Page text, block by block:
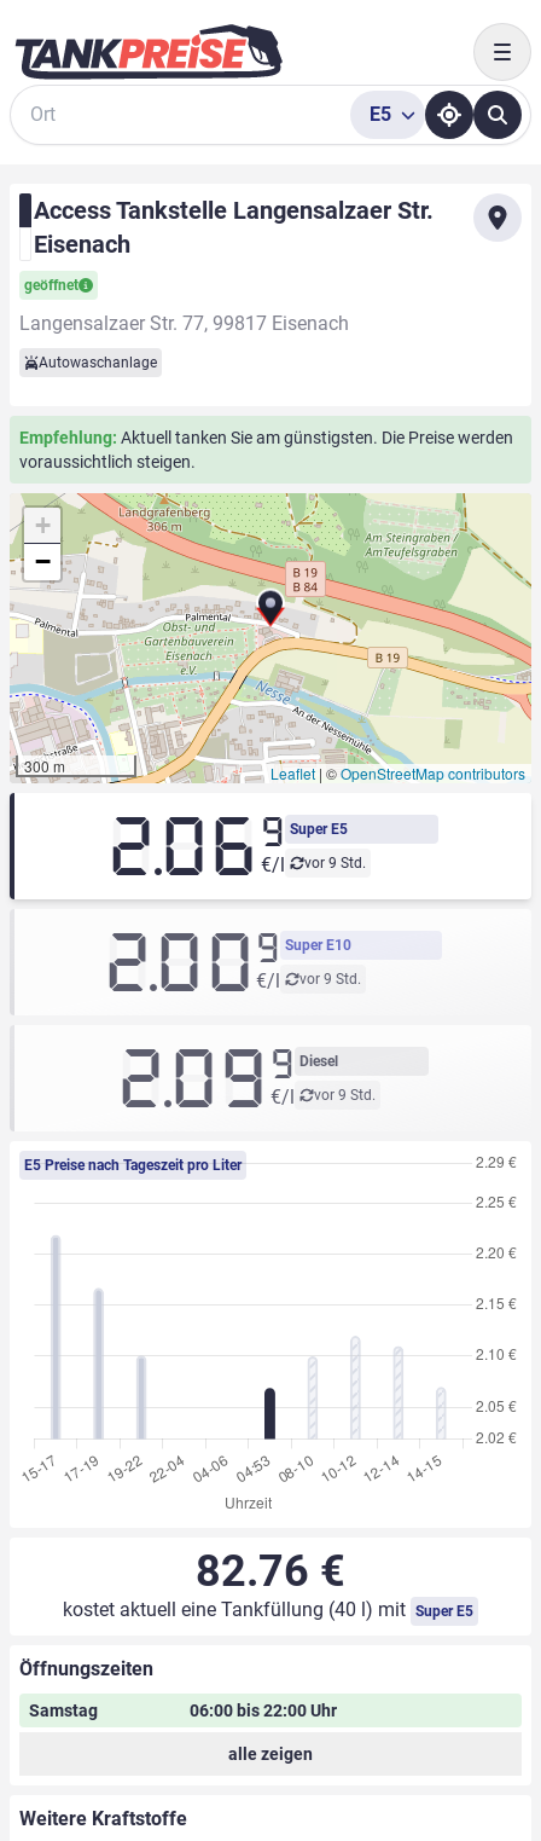
Suche
E5
Access Tankstelle Langensalzaer Str.
Eisenach
geöffnet
Langensalzaer Str. 77, 99817 Eisenach
Autowaschanlage
Empfehlung: Aktuell tanken Sie am günstigsten. Die Preise werden
voraussichtlich steigen.
+
−
300 m Leaflet | ©OpenStreetMap contributors
Super E5
vor 9 Std.
2.06 9
€/l
Super E10
vor 9 Std.
2.009
€/l
Diesel
vor 9 Std.
2.09 9
€/l
E5 Preise nach Tageszeit pro Liter
82.76 €
kostet aktuell eine Tankfüllung (40 l) mit Super E5
Öffnungszeiten
Samstag 06:00 bis 22:00 Uhr
alle zeigen
Weitere Kraftstoffe